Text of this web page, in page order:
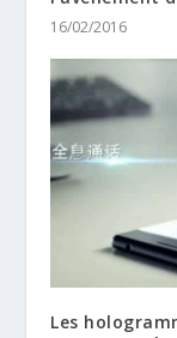
16/02/2016
Les